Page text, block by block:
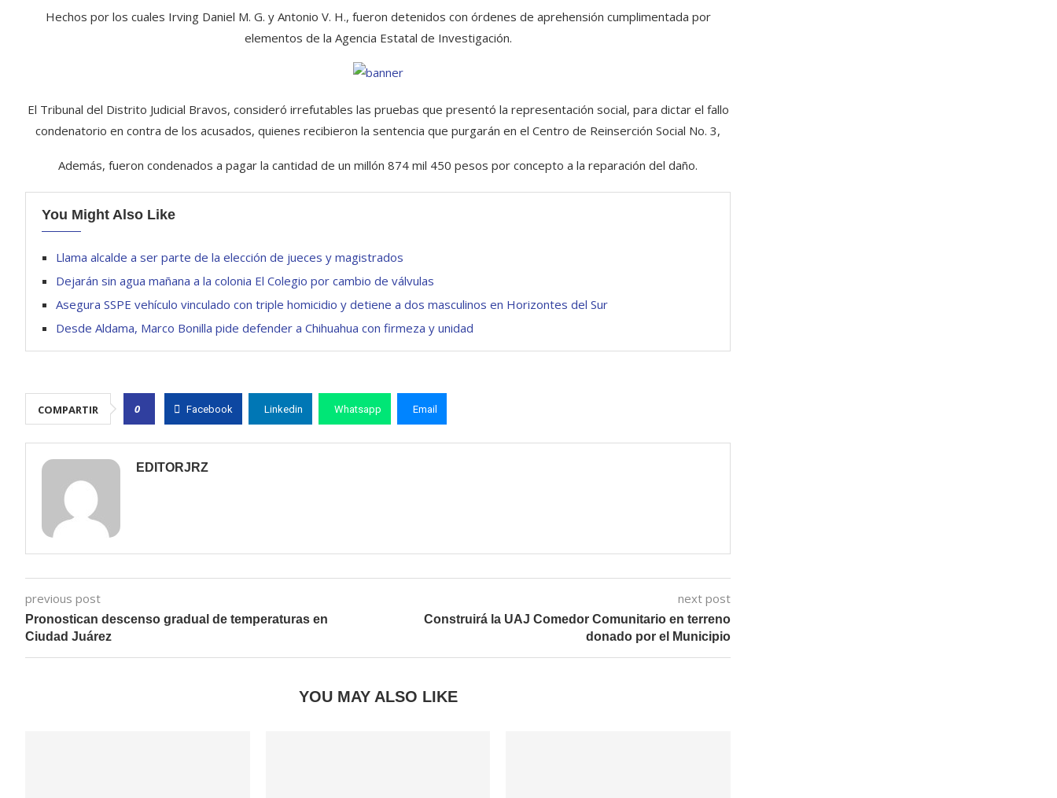
Hechos por los cuales Irving Daniel M. G. y Antonio V. H., fueron detenidos con órdenes de aprehensión cumplimentada por
elementos de la Agencia Estatal de Investigación.
El Tribunal del Distrito Judicial Bravos, consideró irrefutables las pruebas que presentó la representación social, para dictar el fallo
condenatorio en contra de los acusados, quienes recibieron la sentencia que purgarán en el Centro de Reinserción Social No. 3,
Además, fueron condenados a pagar la cantidad de un millón 874 mil 450 pesos por concepto a la reparación del daño.
You Might Also Like
Llama alcalde a ser parte de la elección de jueces y magistrados
Dejarán sin agua mañana a la colonia El Colegio por cambio de válvulas
Asegura SSPE vehículo vinculado con triple homicidio y detiene a dos masculinos en Horizontes del Sur
Desde Aldama, Marco Bonilla pide defender a Chihuahua con firmeza y unidad
COMPARTIR 0 Facebook Linkedin Whatsapp Email
EDITORJRZ
previous post
Pronostican descenso gradual de temperaturas en
Ciudad Juárez
next post
Construirá la UAJ Comedor Comunitario en terreno
donado por el Municipio
YOU MAY ALSO LIKE